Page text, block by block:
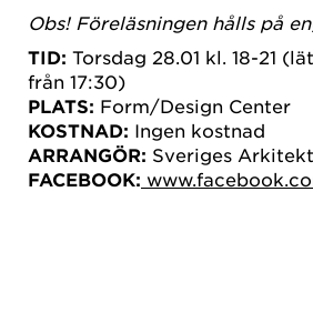
Obs! Föreläsningen hålls på
TID: Torsdag 28.01 kl. 18-21
från 17:30)
PLATS: Form/Design Center
KOSTNAD: Ingen kostnad
ARRANGÖR: Sveriges
FACEBOOK: